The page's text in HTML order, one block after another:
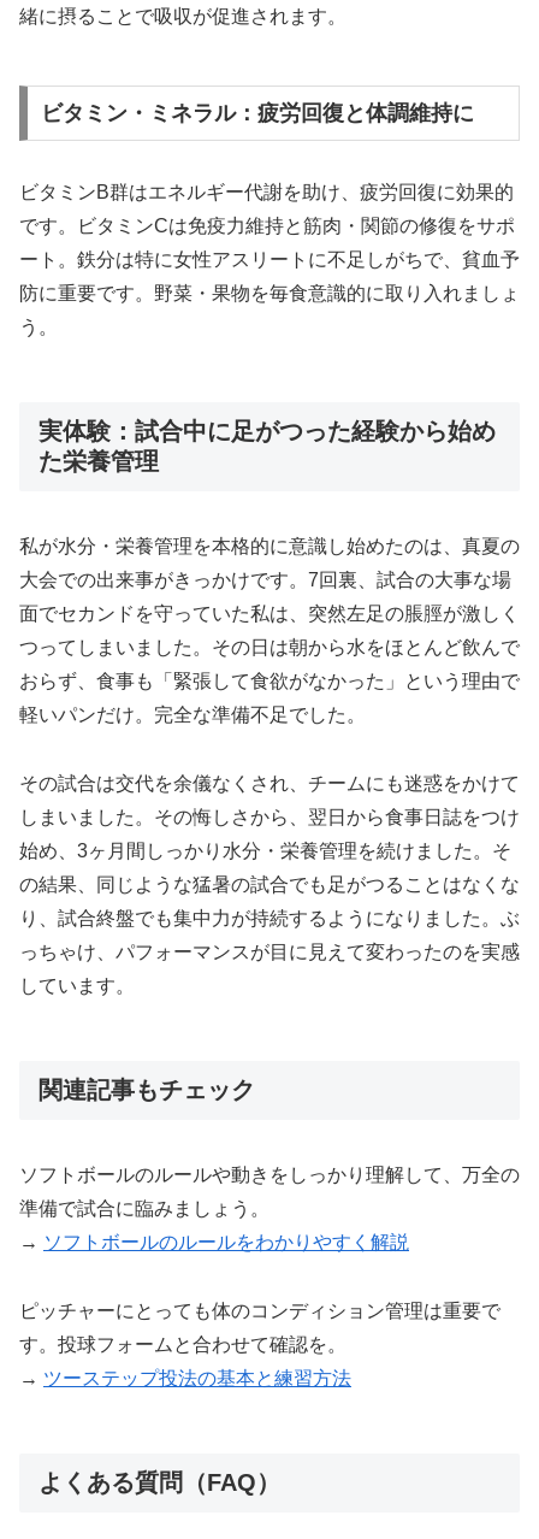
緒に摂ることで吸収が促進されます。
ビタミン・ミネラル：疲労回復と体調維持に
ビタミンB群はエネルギー代謝を助け、疲労回復に効果的
です。ビタミンCは免疫力維持と筋肉・関節の修復をサポ
ート。鉄分は特に女性アスリートに不足しがちで、貧血予
防に重要です。野菜・果物を毎食意識的に取り入れましょ
う。
実体験：試合中に足がつった経験から始め
た栄養管理
私が水分・栄養管理を本格的に意識し始めたのは、真夏の
大会での出来事がきっかけです。7回裏、試合の大事な場
面でセカンドを守っていた私は、突然左足の脹脛が激しく
つってしまいました。その日は朝から水をほとんど飲んで
おらず、食事も「緊張して食欲がなかった」という理由で
軽いパンだけ。完全な準備不足でした。
その試合は交代を余儀なくされ、チームにも迷惑をかけて
しまいました。その悔しさから、翌日から食事日誌をつけ
始め、3ヶ月間しっかり水分・栄養管理を続けました。そ
の結果、同じような猛暑の試合でも足がつることはなくな
り、試合終盤でも集中力が持続するようになりました。ぶ
っちゃけ、パフォーマンスが目に見えて変わったのを実感
しています。
関連記事もチェック
ソフトボールのルールや動きをしっかり理解して、万全の
準備で試合に臨みましょう。
→ ソフトボールのルールをわかりやすく解説
ピッチャーにとっても体のコンディション管理は重要で
す。投球フォームと合わせて確認を。
→ ツーステップ投法の基本と練習方法
よくある質問（FAQ）